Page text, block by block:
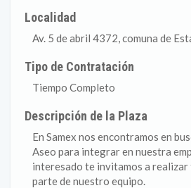
Localidad
Av. 5 de abril 4372, comuna de
Tipo de Contratación
Tiempo Completo
Descripción de la Plaza
En Samex nos encontramos en
Aseo para integrar en nuestra
interesado te invitamos a
parte de nuestro equipo.